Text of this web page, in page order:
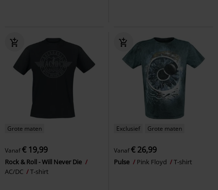
Grote maten
Vanaf€ 19,99
Rock & Roll - Will Never Die
AC/DC
T-shirt
Exclusief Grote maten
Vanaf€ 26,99
Pulse Pink Floyd T-shirt